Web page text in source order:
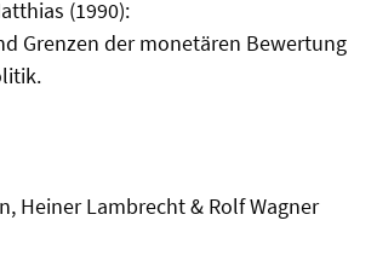
(1990):
Grenzen der monetären Bewertung
Heiner Lambrecht & Rolf Wagner